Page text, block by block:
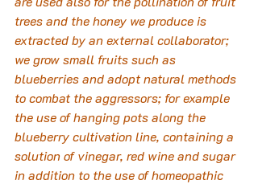
trees and the honey we produce is
extracted by an external collaborator;
we grow small fruits such as
blueberries and adopt natural methods
to combat the aggressors; for example
the use of hanging pots along the
blueberry cultivation line, containing a
solution of vinegar, red wine and sugar
in addition to the use of homeopathic